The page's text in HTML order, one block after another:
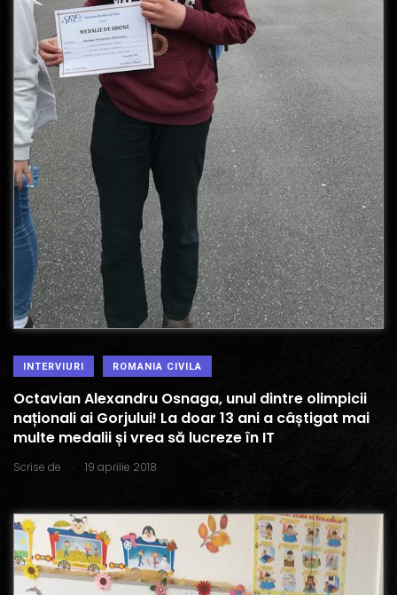
INTERVIURI ROMANIA CIVILA
Octavian Alexandru Osnaga, unul dintre olimpicii
naționali ai Gorjului! La doar 13 ani a câștigat mai
multe medalii și vrea să lucreze în IT
Scrise de . 19 aprilie 2018